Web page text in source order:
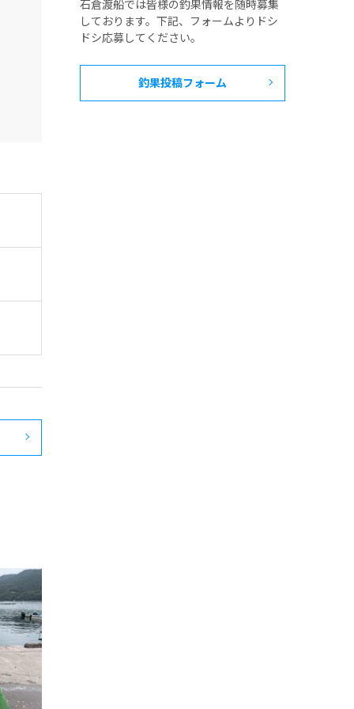
石倉渡船では皆様の釣果情報を随時募集
しております。下記、フォームよりドシ
ドシ応募してください。
釣果投稿フォーム